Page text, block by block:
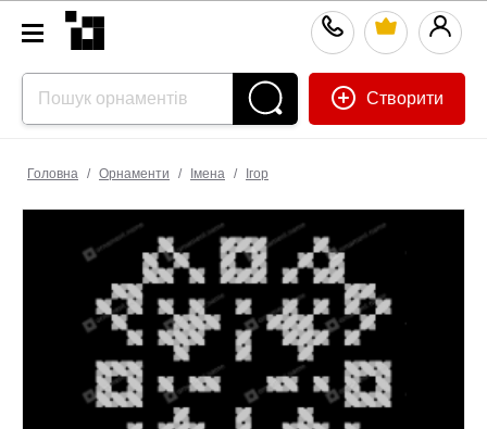
Створити
Головна / Орнаменти / Імена / Ігор